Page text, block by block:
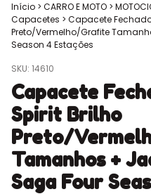
Início > CARRO E MOTO >
Capacetes > Capacete
Preto/Vermelho/Grafite
Season 4 Estações
SKU: 14610
Capacete
Spirit Brilho
Preto/
Tamanhos +
Saga Four